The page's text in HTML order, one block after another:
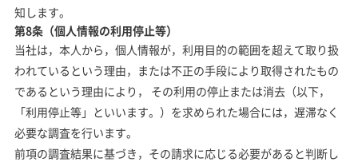
知します。
第8条（個人情報の利用停止等）
当社は，本人から，個人情報が，利用目的の範囲を超えて取り扱
われているという理由，または不正の手段により取得されたもの
であるという理由により， その利用の停止または消去（以下，
「利用停止等」といいます。）を求められた場合には，遅滞なく
必要な調査を行います。
前項の調査結果に基づき，その請求に応じる必要があると判断し